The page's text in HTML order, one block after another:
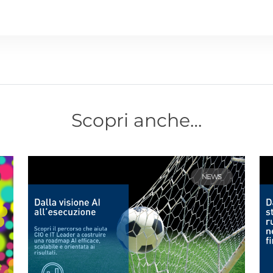
Scopri anche…
NEWS